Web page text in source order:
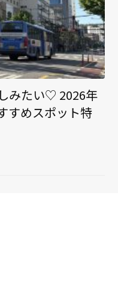
みたい♡ 2026年
すめスポット特